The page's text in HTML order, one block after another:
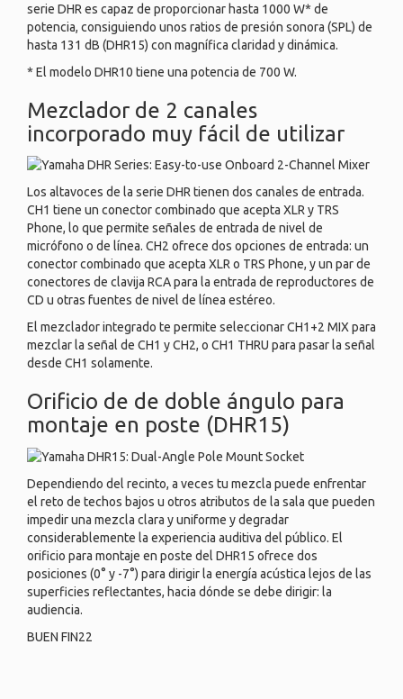
serie DHR es capaz de proporcionar hasta 1000 W* de
potencia, consiguiendo unos ratios de presión sonora (SPL) de
hasta 131 dB (DHR15) con magnífica claridad y dinámica.
* El modelo DHR10 tiene una potencia de 700 W.
Mezclador de 2 canales
incorporado muy fácil de utilizar
Los altavoces de la serie DHR tienen dos canales de entrada.
CH1 tiene un conector combinado que acepta XLR y TRS
Phone, lo que permite señales de entrada de nivel de
micrófono o de línea. CH2 ofrece dos opciones de entrada: un
conector combinado que acepta XLR o TRS Phone, y un par de
conectores de clavija RCA para la entrada de reproductores de
CD u otras fuentes de nivel de línea estéreo.
El mezclador integrado te permite seleccionar CH1+2 MIX para
mezclar la señal de CH1 y CH2, o CH1 THRU para pasar la señal
desde CH1 solamente.
Orificio de de doble ángulo para
montaje en poste (DHR15)
Dependiendo del recinto, a veces tu mezcla puede enfrentar
el reto de techos bajos u otros atributos de la sala que pueden
impedir una mezcla clara y uniforme y degradar
considerablemente la experiencia auditiva del público. El
orificio para montaje en poste del DHR15 ofrece dos
posiciones (0° y -7°) para dirigir la energía acústica lejos de las
superficies reflectantes, hacia dónde se debe dirigir: la
audiencia.
BUEN FIN22